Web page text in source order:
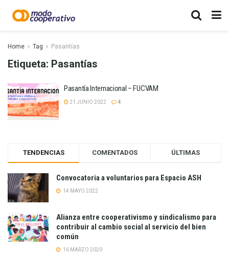
Home Tag Pasantías
Etiqueta: Pasantías
Pasantía Internacional – FUCVAM
21 JUNIO 2022 4
TENDENCIAS COMENTADOS ÚLTIMAS
Convocatoria a voluntarios para Espacio ASH
14 MAYO 2022
Alianza entre cooperativismo y sindicalismo para
contribuir al cambio social al servicio del bien
común
16 MARZO 2020